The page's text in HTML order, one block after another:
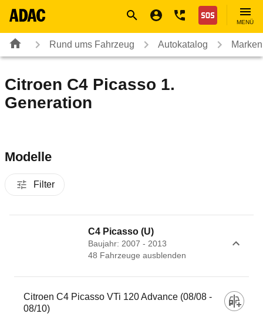
Nothilfe
MENÜ
Rund ums Fahrzeug Autokatalog
Citroen C4 Picasso 1.
Generation
Modelle
Filter
C4 Picasso (U)
Baujahr: 2007 - 2013
48 Fahrzeuge ausblenden
Fahrzeug
Citroen C4 Picasso VTi 120 Advance (08/08 -
08/10)